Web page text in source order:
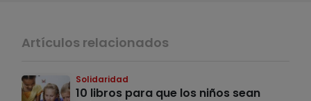
Artículos relacionados
Solidaridad
10 libros para que los niños sean